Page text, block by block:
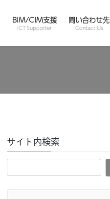
BIM/CIM支援
ICT Supporter
問い合わせ先
Contact Us
サイト内検索